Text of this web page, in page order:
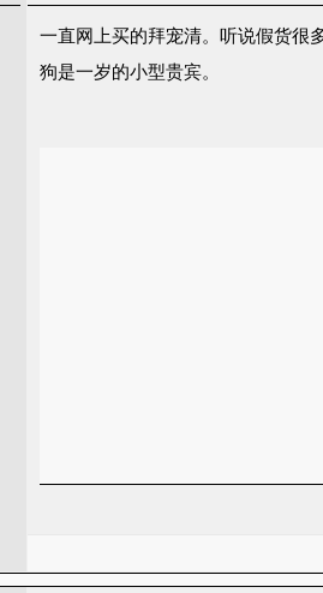
一直网上买的拜宠清。听说假货很
狗是一岁的小型贵宾。